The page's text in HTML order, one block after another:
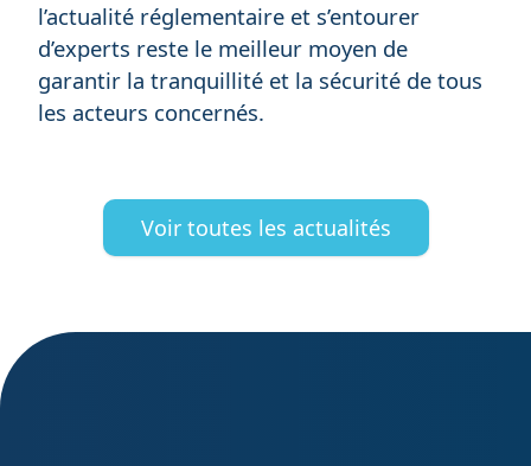
l’actualité réglementaire et s’entourer
d’experts reste le meilleur moyen de
garantir la tranquillité et la sécurité de tous
les acteurs concernés.
Voir toutes les actualités